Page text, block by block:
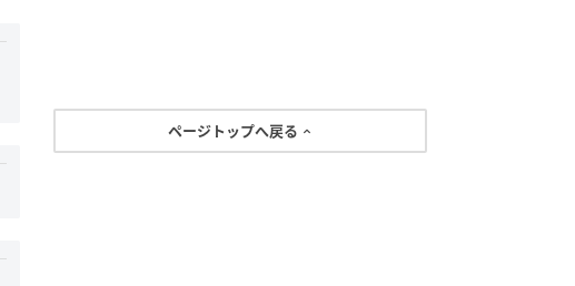
ページトップへ戻る